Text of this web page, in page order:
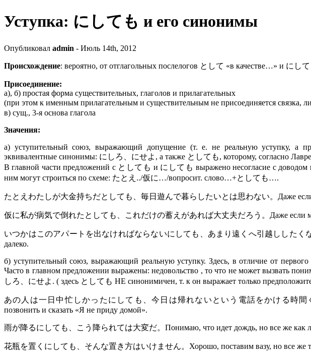
Уступка: にしても и его синонимы
Опубликовал admin - Июль 14th, 2012
Происхождение: вероятно, от отглагольных послелогов として «в качестве…» и にし
Присоединение:
а), б) простая форма существительных, глаголов и прилагательных
(при этом к именным прилагательным и существительным не присоединяется связка,
в) сущ., 3-я основа глагола
Значения:
а) уступительный союз, выражающий допущение (т. е. не реальную уступку, а
эквивалентные синонимы: にしろ、にせよ, а также としても, которому, согласно
В главной части предложений с としても и にしても выражено несогласие с
ним могут строиться по схеме: たとえ../仮に…/вопросит. слово…+としても….
たとえわたしが大金持ちだとしても、毎日遊んで暮らしたいとは思わない。Даже если
仮に私が病気で倒れたとしても、これだけの蓄えがあれば大丈夫だろう。Даже если
いつかはこのアパートを出なければならないにしても、あまり遠くへ引越ししたくない
далеко.
б) уступительный союз, выражающий реальную уступку. Здесь, в отличие от
Часто в главном предложении выражены: недовольство , то что не может вызвать
しろ、にせよ. ( здесь としても НЕ синонимичен, т. к он выражает только
あの人は一日中忙しかったにしても、今日は帰れないという電話をかける時間ぐ
позвонить и сказать «Я не приду домой».
雨が降るにしても、こう降られては大変だ。Понимаю, что идет дождь, но все же как
花瓶を置くにしても、そんな置き方はいけません。Хорошо, поставим вазу, но все же